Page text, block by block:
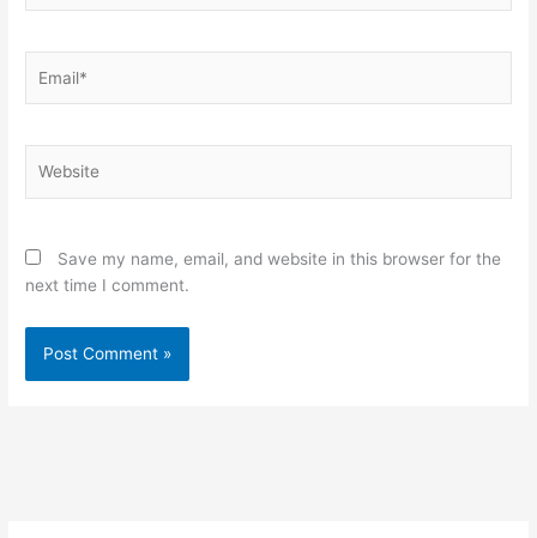
Save my name, email, and website in this browser for the
next time I comment.